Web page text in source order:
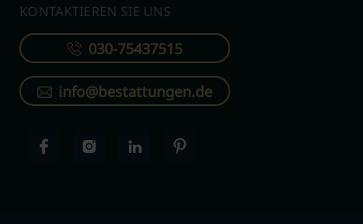
KONTAKTIEREN SIE UNS
030-75437515
info@bestattungen.de